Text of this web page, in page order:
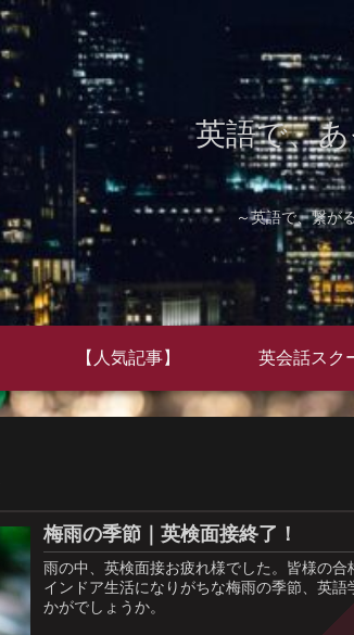
英語で、あ
～英語で、繋が
【人気記事】 英会話スク
梅雨の季節｜英検面接終了！
雨の中、英検面接お疲れ様でした。皆様の合
インドア生活になりがちな梅雨の季節、英
かがでしょうか。